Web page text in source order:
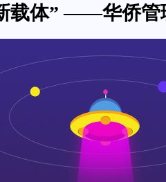
载体” ——华侨管